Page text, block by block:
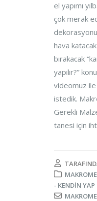
el yapımı
çok merak
hava
bırakacak
yapılır?”
videomuz
istedik.
Gerekli
tanesi için
- KENDIN YAP
MAKROME